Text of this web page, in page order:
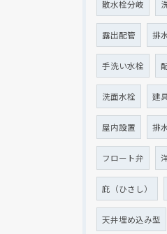
散水栓分岐
露出配管 排
手洗い水栓
洗面水栓 建
屋内設置 排
フロート弁
庇（ひさし）
天井埋め込み型